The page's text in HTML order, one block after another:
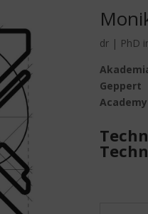
dr | PhD
Geppert